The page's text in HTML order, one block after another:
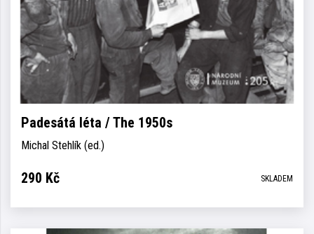
Padesátá léta / The 1950s
Michal Stehlík (ed.)
290 Kč SKLADEM